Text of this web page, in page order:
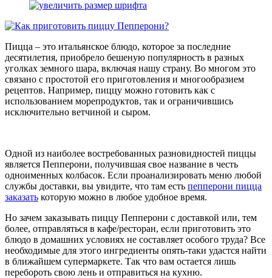
Пицца – это итальянское блюдо, которое за последние
десятилетия, приобрело бешеную популярность в разных
уголках земного шара, включая нашу страну. Во многом это
связано с простотой его приготовления и многообразием
рецептов. Например, пиццу можно готовить как с
использованием морепродуктов, так и ограничившись
исключительно ветчиной и сыром.
Одной из наиболее востребованных разновидностей пиццы
является Пепперони, получившая свое название в честь
одноименных колбасок. Если проанализировать меню любой
службы доставки, вы увидите, что там есть пепперони пицца
заказать которую можно в любое удобное время.
Но зачем заказывать пиццу Пепперони с доставкой или, тем
более, отправляться в кафе/ресторан, если приготовить это
блюдо в домашних условиях не составляет особого труда? Все
необходимые для этого ингредиенты опять-таки удастся найти
в ближайшем супермаркете. Так что вам остается лишь
перебороть свою лень и отправиться на кухню.